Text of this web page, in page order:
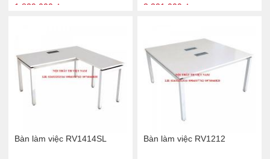
1.839.000 ₫ 3.321.000 ₫
Bàn làm việc RV1414SL Bàn làm việc RV1212